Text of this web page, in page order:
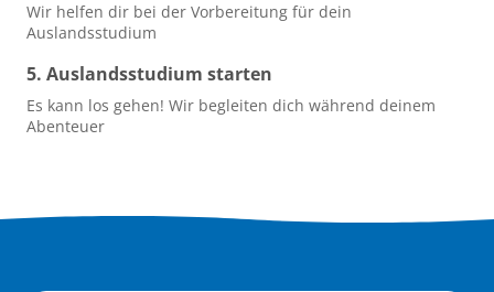
Wir helfen dir bei der Vorbereitung für dein
Auslandsstudium
Auslandsstudium starten
Es kann los gehen! Wir begleiten dich während deinem
Abenteuer